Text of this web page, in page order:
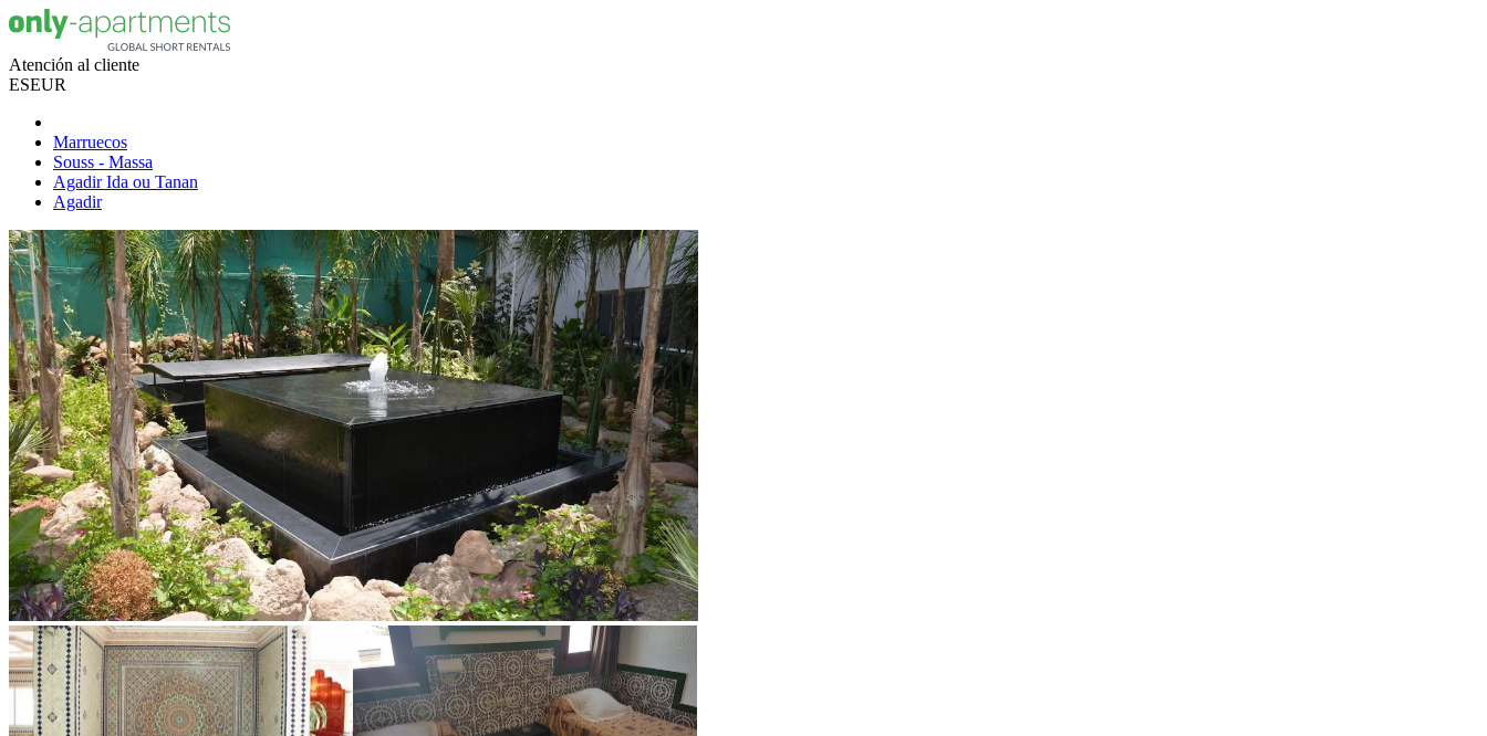
Atención al cliente
ESEUR
Marruecos
Souss - Massa
Agadir Ida ou Tanan
Agadir